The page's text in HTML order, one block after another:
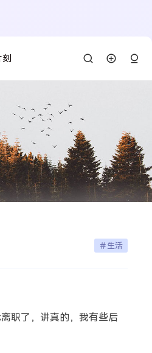
刻
生活
职了，讲真的，我有些后